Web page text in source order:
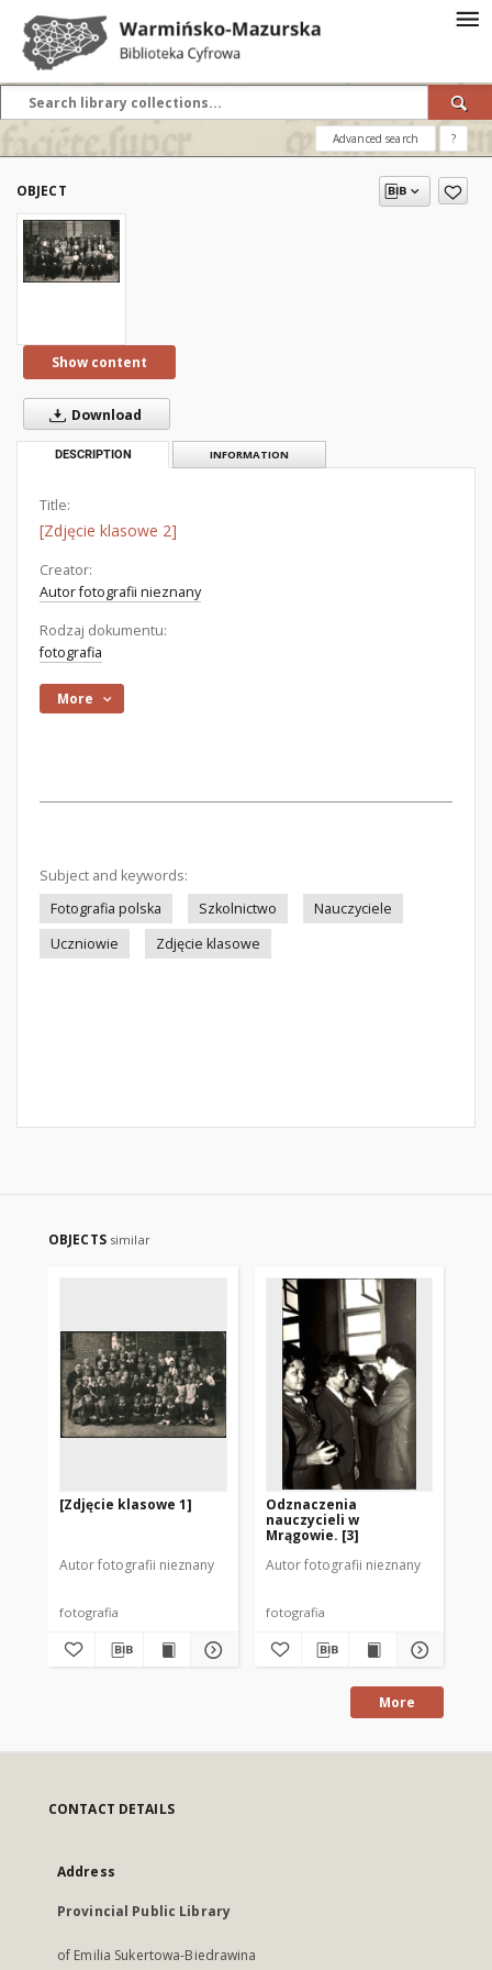
Advanced search ?
OBJECT
Show content
Download
DESCRIPTION INFORMATION
Title:
[Zdjęcie klasowe 2]
Creator:
Autor fotografii nieznany
Rodzaj dokumentu:
fotografia
More
Subject and keywords:
Fotografia polska
Szkolnictwo
Nauczyciele
Uczniowie
Zdjęcie klasowe
OBJECTS similar
[Zdjęcie klasowe 1]
Autor fotografii nieznany
fotografia
Odznaczenia
nauczycieli w
Mrągowie. [3]
Autor fotografii nieznany
fotografia
More
CONTACT DETAILS
Address
Provincial Public Library
of Emilia Sukertowa-Biedrawina